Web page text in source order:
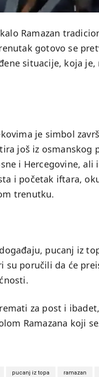
Ramazan
gotovo se
situacije, koja
je simbol
još iz osmanskog
i Hercegovine,
i početak iftara,
trenutku.
pucanj iz
su poručili da će
za post i
Ramazana koji
pucanj iz topa ramazan